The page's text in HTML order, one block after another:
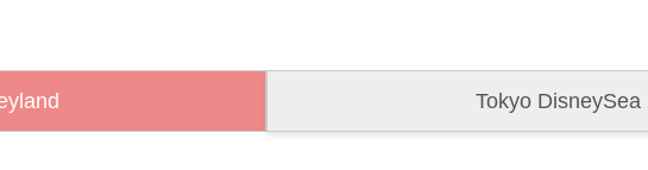
Tokyo DisneySea